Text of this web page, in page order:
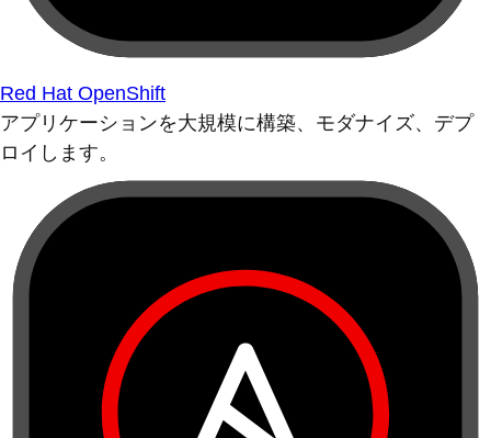
Red Hat OpenShift
アプリケーションを大規模に構築、モダナイズ、デプ
ロイします。